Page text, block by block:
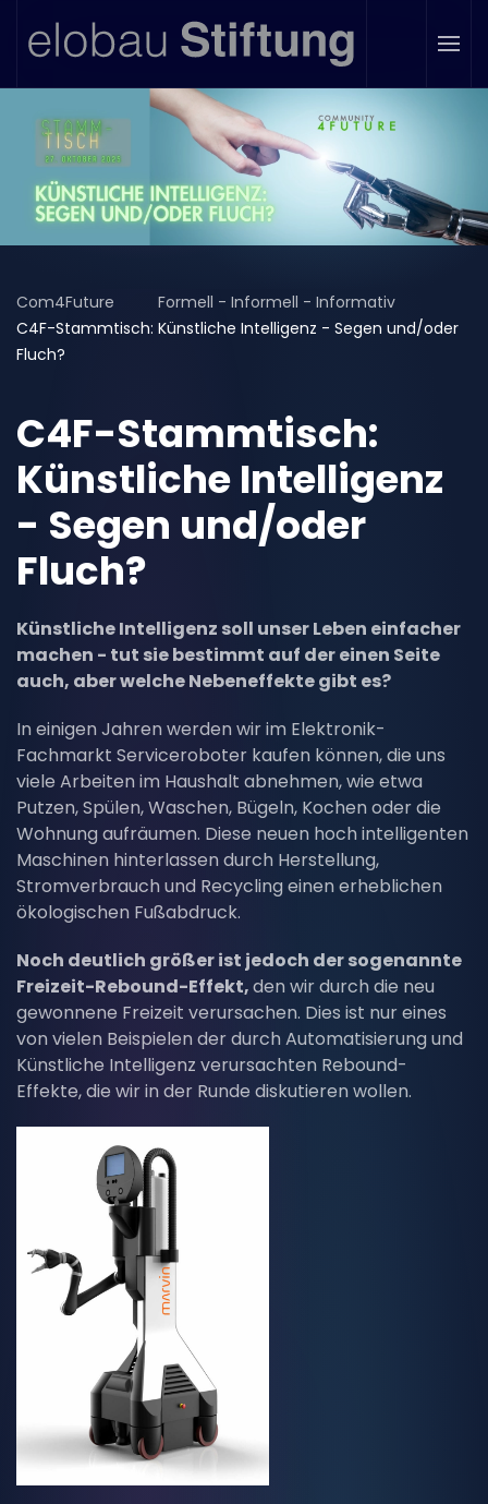
Zum Hauptinhalt springen
Com4Future
Formell - Informell - Informativ
C4F-Stammtisch: Künstliche Intelligenz - Segen und/oder
Fluch?
C4F-Stammtisch:
Künstliche Intelligenz
- Segen und/oder
Fluch?
Künstliche Intelligenz soll unser Leben einfacher
machen - tut sie bestimmt auf der einen Seite
auch, aber welche Nebeneffekte gibt es?
In einigen Jahren werden wir im Elektronik-
Fachmarkt Serviceroboter kaufen können, die uns
viele Arbeiten im Haushalt abnehmen, wie etwa
Putzen, Spülen, Waschen, Bügeln, Kochen oder die
Wohnung aufräumen. Diese neuen hoch intelligenten
Maschinen hinterlassen durch Herstellung,
Stromverbrauch und Recycling einen erheblichen
ökologischen Fußabdruck.
Noch deutlich größer ist jedoch der sogenannte
Freizeit-Rebound-Effekt,den wir durch die neu
gewonnene Freizeit verursachen. Dies ist nur eines
von vielen Beispielen der durch Automatisierung und
Künstliche Intelligenz verursachten Rebound-
Effekte, die wir in der Runde diskutieren wollen.